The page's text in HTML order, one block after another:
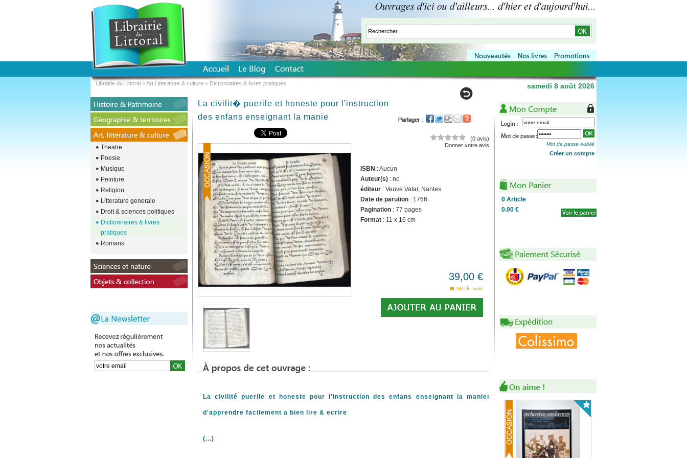
La civilit� puerile et honeste pour l'instruction
des enfans enseignant la manie
(0 avis)
Donner votre avis
ISBN : Aucun
Auteur(s) : nc
éditeur : Veuve Vatar, Nantes
Date de parution : 1766
Pagination : 77 pages
Format : 11 x 16 cm
39,00 €
La civilité puerile et honeste pour l'instruction des enfans enseignant la maniere
d'apprendre facilement a bien lire & ecrire
(...)
Mot de passe oublié
Créer un compte
0 Article
0.00 €
Theatre
Poesie
Musique
Peinture
Religion
Litterature generale
Droit & sciences politiques
Dictionnaires & livres
pratiques
Romans
Librairie du Littoral >Art Litterature & culture > Dictionnaires & livres pratiques samedi 8 août 2026